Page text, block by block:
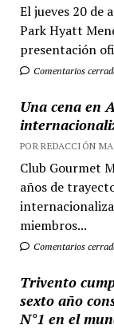
El jueves 20 de
Park Hyatt
presentación
Comentarios
Una cena en
POR REDACCIÓN
Club Gourmet
años de
miembros...
Comentarios
Trivento
sexto año
N°1 en el